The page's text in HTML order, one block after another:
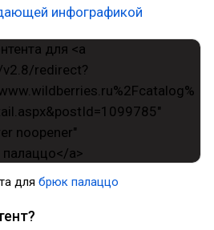
инфографикой
для брюк палаццо